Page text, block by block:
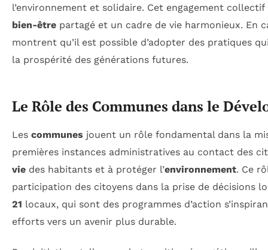
l’environnement et solidaire. Cet engagement
bien-être partagé et un cadre de vie harmonieux. En
montrent qu’il est possible d’adopter des pratiques
la prospérité des générations futures.
Le Rôle des Communes dans le
Les communes jouent un rôle fondamental dans la
premières instances administratives au contact des
vie des habitants et à protéger l’environnement. Ce
participation des citoyens dans la prise de décisions
21 locaux, qui sont des programmes d’action
efforts vers un avenir plus durable.